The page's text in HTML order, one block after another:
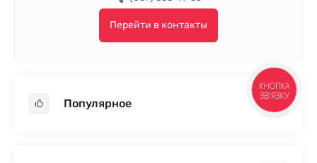
Перейти в контакты
Популярное
КНОПКА
ЗВ'ЯЗКУ